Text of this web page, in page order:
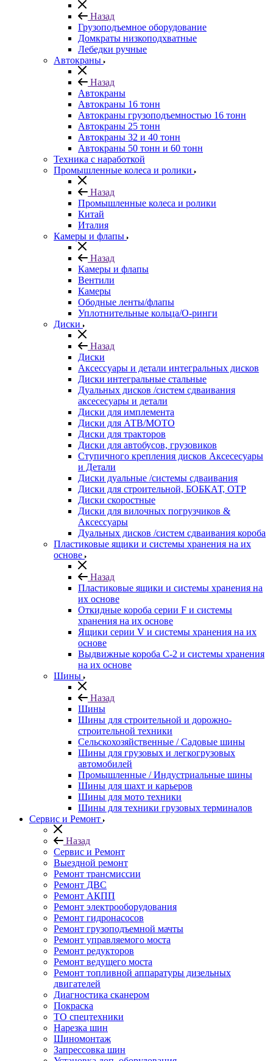
Назад
Грузоподъемное оборудование
Домкраты низкоподхватные
Лебедки ручные
Автокраны
Назад
Автокраны
Автокраны 16 тонн
Автокраны грузоподъемностью 16 тонн
Автокраны 25 тонн
Автокраны 32 и 40 тонн
Автокраны 50 тонн и 60 тонн
Техника с наработкой
Промышленные колеса и ролики
Назад
Промышленные колеса и ролики
Китай
Италия
Камеры и флапы
Назад
Камеры и флапы
Вентили
Камеры
Ободные ленты/флапы
Уплотнительные кольца/О-ринги
Диски
Назад
Диски
Аксессуары и детали интегральных дисков
Диски интегральные стальные
Дуальных дисков /систем сдваивания
аксесесуары и детали
Диски для имплемента
Диски для АТВ/МОТО
Диски для тракторов
Диски для автобусов, грузовиков
Ступичного крепления дисков Аксесесуары
и Детали
Диски дуальные /системы сдваивания
Диски для строительной, БОБКАТ, ОТР
Диски скоростные
Диски для вилочных погрузчиков &
Аксессуары
Дуальных дисков /систем сдваивания короба
Пластиковые ящики и системы хранения на их
основе
Назад
Пластиковые ящики и системы хранения на
их основе
Откидные короба серии F и системы
хранения на их основе
Ящики серии V и системы хранения на их
основе
Выдвижные короба С-2 и системы хранения
на их основе
Шины
Назад
Шины
Шины для строительной и дорожно-
строительной техники
Сельскохозяйственные / Садовые шины
Шины для грузовых и легкогрузовых
автомобилей
Промышленные / Индустриальные шины
Шины для шахт и карьеров
Шины для мото техники
Шины для техники грузовых терминалов
Сервис и Ремонт
Назад
Сервис и Ремонт
Выездной ремонт
Ремонт трансмиссии
Ремонт ДВС
Ремонт АКПП
Ремонт электрооборудования
Ремонт гидронасосов
Ремонт грузоподъемной мачты
Ремонт управляемого моста
Ремонт редукторов
Ремонт ведущего моста
Ремонт топливной аппаратуры дизельных
двигателей
Диагностика сканером
Покраска
ТО спецтехники
Нарезка шин
Шиномонтаж
Запрессовка шин